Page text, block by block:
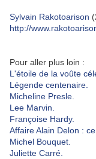
Sylvain Rakotoarison
http://
Pour aller plus loin :
L'étoile de la voûte
Légende centenaire.
Micheline Presle.
Lee Marvin.
Françoise Hardy.
Affaire Alain Delon :
Michel Bouquet.
Juliette Carré.